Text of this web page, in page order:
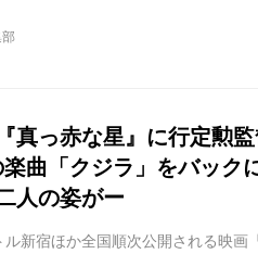
ーとなります。 井樫彩監督インタ
いますが、俳優への演出はどのよ
真っ赤な星』に行定勲
曲「クジラ」をバック
人の姿がー
新宿ほか全国順次公開される映画